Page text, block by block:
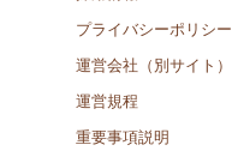
プライバシーポリシー
運営会社（別サイト）
運営規程
重要事項説明